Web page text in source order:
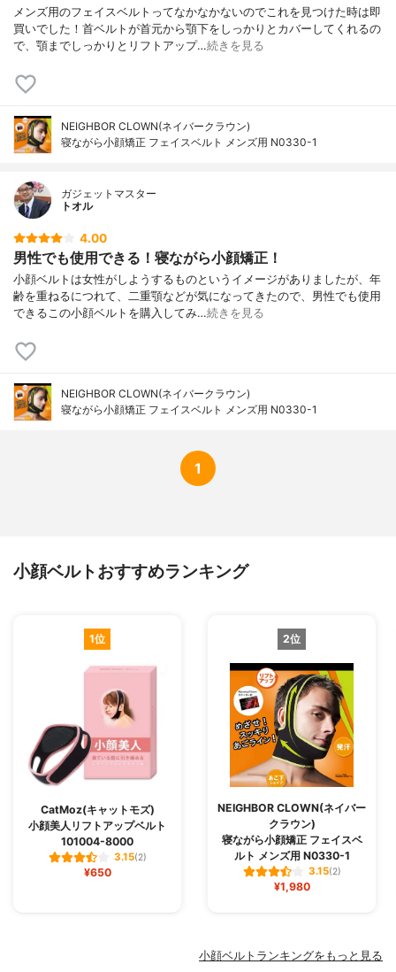
メンズ用のフェイスベルトってなかなかないのでこれを見つけた時は即
買いでした！首ベルトが首元から顎下をしっかりとカバーしてくれるの
で、顎までしっかりとリフトアップ…続きを見る
NEIGHBOR CLOWN(ネイバークラウン)
寝ながら小顔矯正 フェイスベルト メンズ用 N0330-1
ガジェットマスター
トオル
4.00
男性でも使用できる！寝ながら小顔矯正！
小顔ベルトは女性がしようするものというイメージがありましたが、年
齢を重ねるにつれて、二重顎などが気になってきたので、男性でも使用
できるこの小顔ベルトを購入してみ…続きを見る
NEIGHBOR CLOWN(ネイバークラウン)
寝ながら小顔矯正 フェイスベルト メンズ用 N0330-1
1
小顔ベルトおすすめランキング
1位
CatMoz(キャットモズ)
小顔美人リフトアップベルト
101004-8000
3.15(2)
¥650
2位
NEIGHBOR CLOWN(ネイバー
クラウン)
寝ながら小顔矯正 フェイスベ
ルト メンズ用 N0330-1
3.15(2)
¥1,980
小顔ベルトランキングをもっと見る